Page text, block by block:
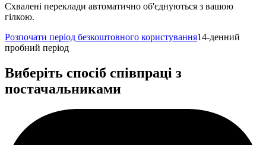
Схвалені переклади автоматично об'єднуються з вашою
гілкою.
Розпочати період безкоштовного користування14-денний
пробний період
Виберіть спосіб співпраці з
постачальниками